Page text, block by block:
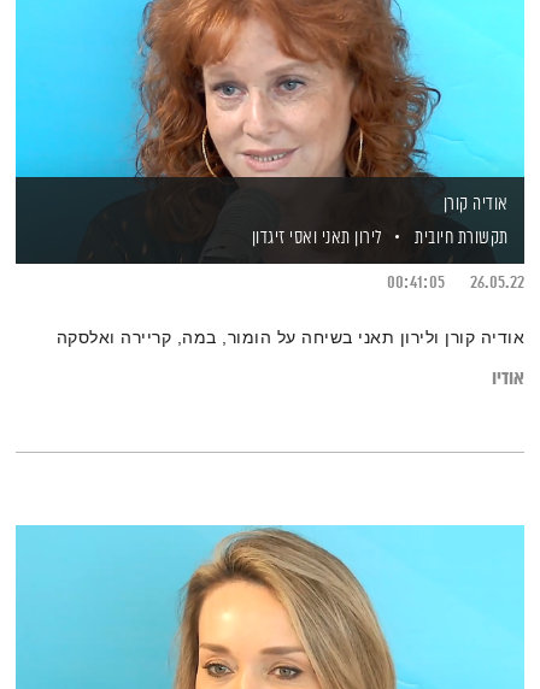
אודיה קורן
תקשורת חיובית
לירון תאני ואסי זיגדון
26.05.22
00:41:05
אודיה קורן ולירון תאני בשיחה על הומור, במה, קריירה ואלסקה
אודיו